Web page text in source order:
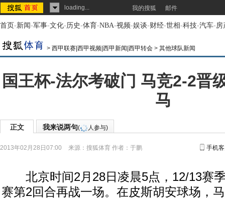
loading... 我的搜狐 邮件
首页-新闻-军事-文化-历史-体育-NBA-视频-娱谈-财经-世相-科技-汽车-房
> 西甲联赛|西甲视频|西甲新闻|西甲转会 > 其他球队新闻
国王杯-法尔考破门 马竞2-2晋
马
正文 我来说两句( 人参与)
2013年02月28日07:00 来源： 搜狐体育 作者：于鹏 手机
北京时间2月28日凌晨5点，12/13赛
赛第2回合再战一场。在皮斯胡安球场，